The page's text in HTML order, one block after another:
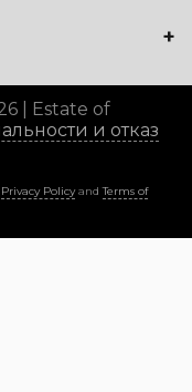
| Estate of
и отказ
Privacy PolicyandTerms of